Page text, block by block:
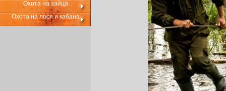
Охота на зайца
Охота на лося и кабана